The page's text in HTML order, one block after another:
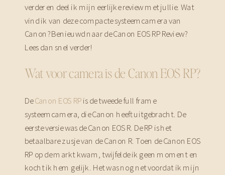
verder en deel ik mijn eerlijke review met jullie. Wat
vind ik van deze compacte systeemcamera van
Canon? Benieuwd naar de Canon EOS RP Review?
Lees dan snel verder!
Wat voor camera is de Canon EOS RP?
DeCanon EOS RPis de tweede full frame
systeemcamera, die Canon heeft uitgebracht. De
eerste versie was de Canon EOS R. De RP is het
betaalbare zusje van de Canon R. Toen de Canon EOS
RP op de markt kwam, twijfelde ik geen moment en
kocht ik hem gelijk. Het was nog net voordat ik mijn